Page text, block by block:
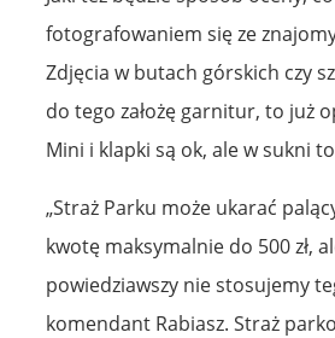
fotografowaniem się ze
Zdjęcia w butach górskich czy
do tego założę garnitur, to już
Mini i klapki są ok, ale w sukni
„Straż Parku może ukarać
kwotę maksymalnie do 500 zł,
powiedziawszy nie stosujemy
komendant Rabiasz. Straż